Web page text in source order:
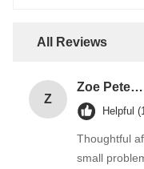
All Reviews
Z
Zoe Peterson
Helpful
Thoughtful
small